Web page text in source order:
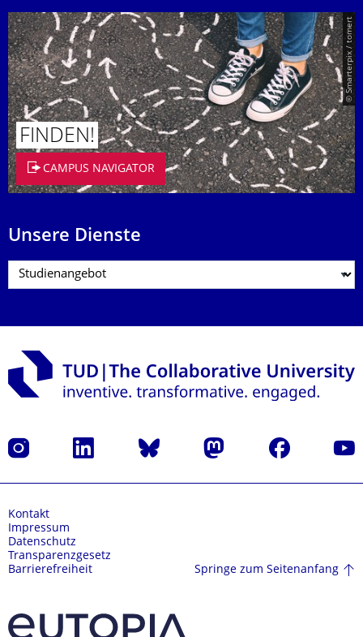
© Smarterpix / tomert
FINDEN!
CAMPUS NAVIGATOR
Unsere Dienste
Instagram LinkedIn Bluesky Mastodon Facebook
Kontakt
Impressum
Datenschutz
Transparenzgesetz
Barrierefreiheit
Springe zum Seitenanfang